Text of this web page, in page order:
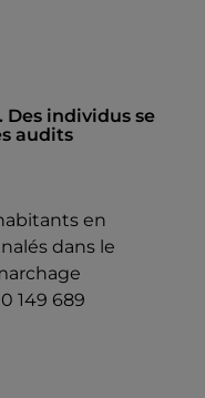
Des individus se
audits
en
dans le
149 689